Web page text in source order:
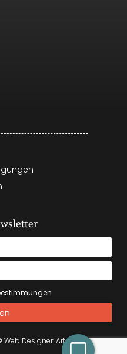
Designer: Arthurismocr